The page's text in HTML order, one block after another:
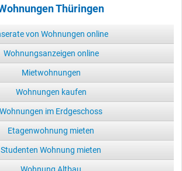
Thüringen
von Wohnungen online
Wohnungsanzeigen online
Mietwohnungen
Wohnungen kaufen
Wohnungen im Erdgeschoss
Etagenwohnung mieten
Studenten Wohnung mieten